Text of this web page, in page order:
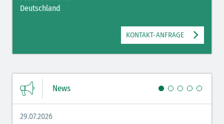
Deutschland
KONTAKT-ANFRAGE
News
29.07.2026